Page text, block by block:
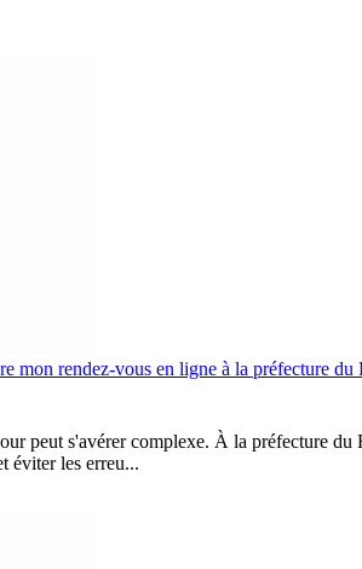
mon rendez-vous en ligne à la préfecture
peut s'avérer complexe. À la préfecture
éviter les erreu...